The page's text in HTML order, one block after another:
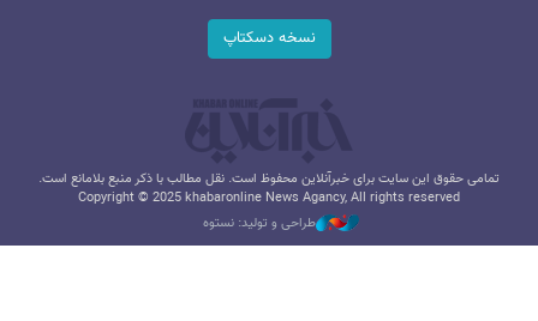
نسخه دسکتاپ
تمامی حقوق این سایت برای خبرآنلاین محفوظ است. نقل مطالب با ذکر منبع بلامانع است.
Copyright © 2025 khabaronline News Agancy, All rights reserved
طراحی و تولید: نستوه